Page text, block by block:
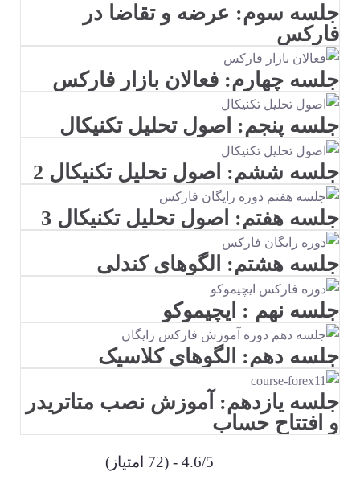
جلسه سوم: عرضه و تقاضا در
فارکس
جلسه چهارم: فعالان بازار فارکس
جلسه پنجم: اصول تحلیل تکنیکال
جلسه ششم: اصول تحلیل تکنیکال 2
جلسه هفتم: اصول تحلیل تکنیکال 3
جلسه هشتم: الگوهای کندلی
جلسه نهم : ایچیموکو
جلسه دهم: الگوهای کلاسیک
جلسه یازدهم: آموزش نصب متاتریدر
و افتتاح حساب
4.6/5 - (72 امتیاز)